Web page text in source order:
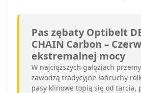
Pas zębaty Optibelt
CHAIN Carbon –
ekstremalnej mocy
W najcięższych gałęziach
zawodzą tradycyjne łańcuchy
pasy klinowe topią się od tarcia,